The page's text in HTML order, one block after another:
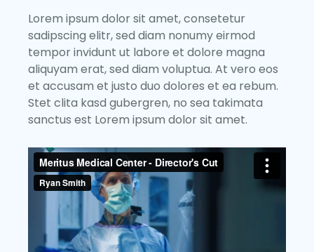
Lorem ipsum dolor sit amet, consetetur
sadipscing elitr, sed diam nonumy eirmod
tempor invidunt ut labore et dolore magna
aliquyam erat, sed diam voluptua. At vero eos
et accusam et justo duo dolores et ea rebum.
Stet clita kasd gubergren, no sea takimata
sanctus est Lorem ipsum dolor sit amet.